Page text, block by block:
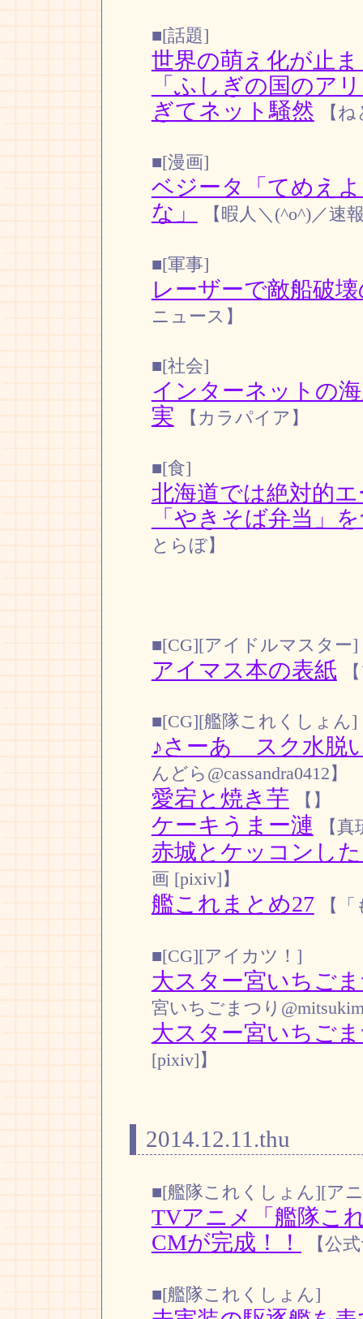
■[話題]
世界の萌え化が止
「ふしぎの国のア
ぎてネット騒然
【
■[漫画]
ベジータ「てめえ
な」
【暇人＼(^o^)／速
■[軍事]
レーザーで敵船破
ニュース】
■[社会]
インターネットの
実
【カラパイア】
■[食]
北海道では絶対的
「やきそば弁当」
とらぼ】
■[CG][アイドルマスター]
アイマス本の表紙
■[CG][艦隊これくしょん]
♪さーあ スク水脱
んどら@cassandra0412】
愛宕と焼き芋 【】
ケーキうまー漣 【
赤城とケッコンし
画 [pixiv]】
艦これまとめ27 【
■[CG][アイカツ！]
大スター宮いちご
宮いちごまつり
大スター宮いちご
[pixiv]】
2014.12.11.thu
■[艦隊これくしょん][ア
TVアニメ「艦隊こ
CMが完成！！
【公
■[艦隊これくしょん]